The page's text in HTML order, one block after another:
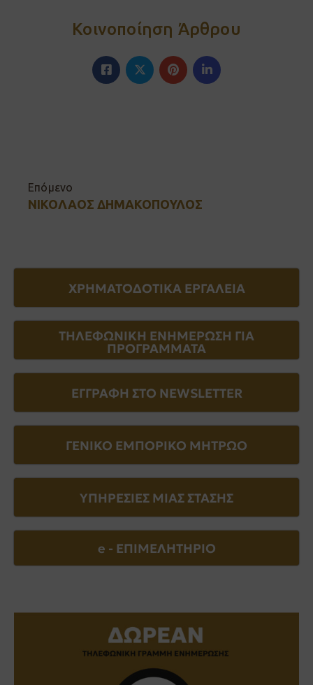
Κοινοποίηση Άρθρου
Επόμενο
ΝΙΚΟΛΑΟΣ ΔΗΜΑΚΟΠΟΥΛΟΣ
ΧΡΗΜΑΤΟΔΟΤΙΚΑ ΕΡΓΑΛΕΙΑ
ΤΗΛΕΦΩΝΙΚΗ ΕΝΗΜΕΡΩΣΗ ΓΙΑ
ΠΡΟΓΡΑΜΜΑΤΑ
ΕΓΓΡΑΦΗ ΣΤΟ NEWSLETTER
ΓΕΝΙΚΟ ΕΜΠΟΡΙΚΟ ΜΗΤΡΩΟ
ΥΠΗΡΕΣΙΕΣ ΜΙΑΣ ΣΤΑΣΗΣ
e - EΠΙΜΕΛΗΤΗΡΙΟ